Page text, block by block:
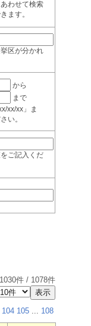
わせて検索
ます。
区が分かれ
から
まで
xx/xx」ま
い。
ご記入くだ
1030件 / 1078件
104 105 ... 108